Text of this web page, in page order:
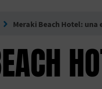
Meraki Beach Hotel: una